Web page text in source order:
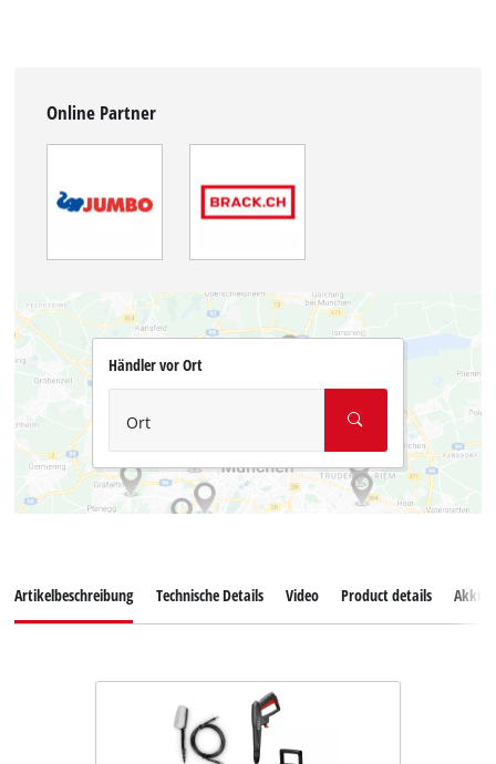
Online Partner
Händler vor Ort
Ort
Artikelbeschreibung Technische Details Video Product details